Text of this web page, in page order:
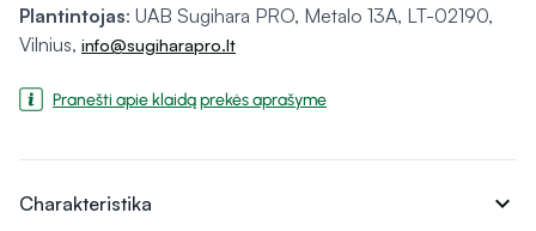
Plantintojas: UAB Sugihara PRO, Metalo 13A, LT-02190,
Vilnius, info@sugiharapro.lt
Pranešti apie klaidą prekės aprašyme
Charakteristika expand_more